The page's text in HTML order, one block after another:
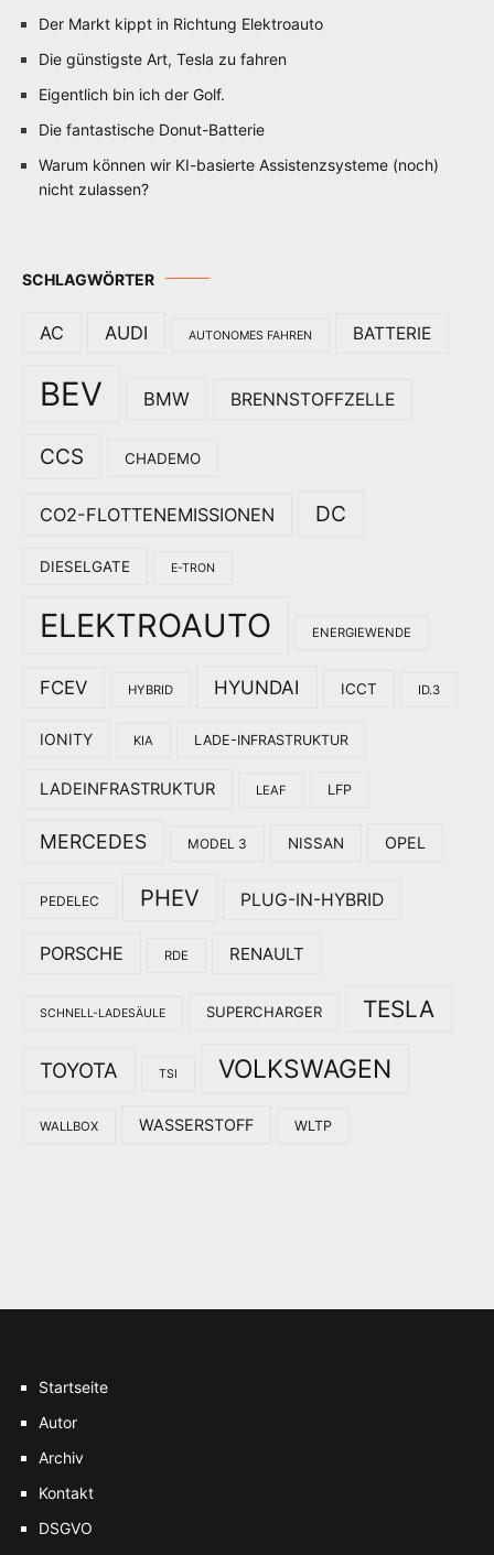
Der Markt kippt in Richtung Elektroauto
Die günstigste Art, Tesla zu fahren
Eigentlich bin ich der Golf.
Die fantastische Donut-Batterie
Warum können wir KI-basierte Assistenzsysteme (noch)
nicht zulassen?
SCHLAGWÖRTER
AC AUDI AUTONOMES FAHREN BATTERIE
BEV BMW BRENNSTOFFZELLE
CCS CHADEMO
CO2-FLOTTENEMISSIONEN DC
DIESELGATE E-TRON
ELEKTROAUTO ENERGIEWENDE
FCEV HYBRID HYUNDAI ICCT ID.3
IONITY KIA LADE-INFRASTRUKTUR
LADEINFRASTRUKTUR LEAF LFP
MERCEDES MODEL 3 NISSAN OPEL
PEDELEC PHEV PLUG-IN-HYBRID
PORSCHE RDE RENAULT
SCHNELL-LADESÄULE SUPERCHARGER TESLA
TOYOTA TSI VOLKSWAGEN
WALLBOX WASSERSTOFF WLTP
Startseite
Autor
Archiv
Kontakt
DSGVO